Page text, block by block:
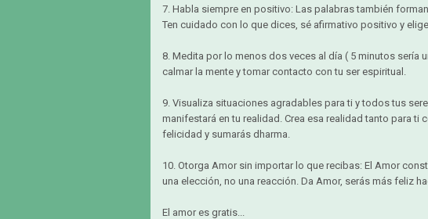
7. Habla siempre en positivo: Las palabras también
Ten cuidado con lo que dices, sé afirmativo positivo y
8. Medita por lo menos dos veces al día ( 5 minutos sería
calmar la mente y tomar contacto con tu ser espiritual.
9. Visualiza situaciones agradables para ti y todos tus
manifestará en tu realidad. Crea esa realidad tanto para
felicidad y sumarás dharma.
10. Otorga Amor sin importar lo que recibas: El Amor
una elección, no una reacción. Da Amor, serás más feliz
El amor es gratis...